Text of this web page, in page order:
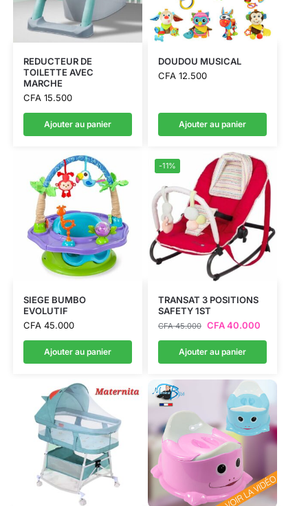
REDUCTEUR DE
TOILETTE AVEC
MARCHE
CFA15.500
Ajouter au panier
DOUDOU MUSICAL
CFA12.500
Ajouter au panier
SIEGE BUMBO
EVOLUTIF
CFA45.000
Ajouter au panier
-11%
TRANSAT 3 POSITIONS
SAFETY 1ST
CFA45.000 CFA40.000
Ajouter au panier